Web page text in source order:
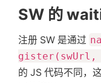
SW 的
注册 SW 是通过
gister(swUrl,
的 JS 代码不同，